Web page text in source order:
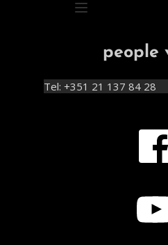
people
Tel: +351 21 137 84 28